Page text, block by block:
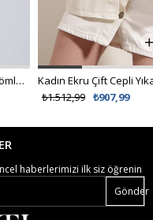
Kadın Beyaz Güpür Dokuma Premıum Gömlek ALC-X4366
₺907,99
₺1.512,99
haberlerimizi ilk siz öğrenin
Gönder